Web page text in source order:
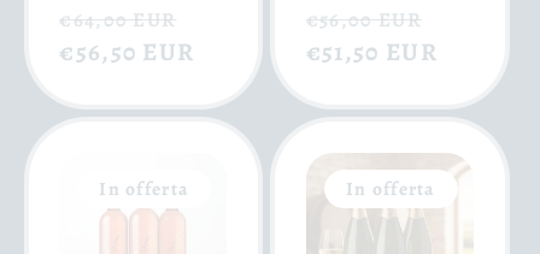
Prezzo
di
€64,00 EUR
scontato
€56,50 EUR
Prezzo
di
€56,00 EUR
€51,50 EUR
In offerta In offerta